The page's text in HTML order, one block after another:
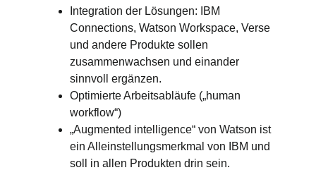
Integration der Lösungen: IBM
Connections, Watson Workspace, Verse
und andere Produkte sollen
zusammenwachsen und einander
sinnvoll ergänzen.
Optimierte Arbeitsabläufe („human
workflow“)
„Augmented intelligence“ von Watson ist
ein Alleinstellungsmerkmal von IBM und
soll in allen Produkten drin sein.